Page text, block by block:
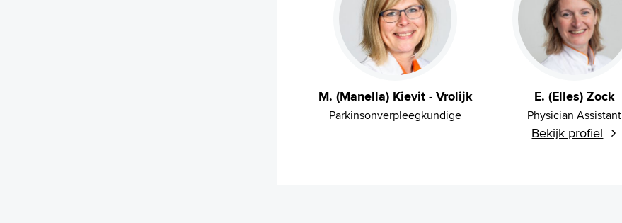
M. (Manella) Kievit - Vrolijk
Parkinsonverpleegkundige
E. (Elles) Zock
Physician Assistant
Bekijk profiel